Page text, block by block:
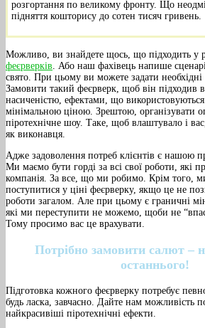
розгортання по великому фронту. Що
підняття кошторису до сотен тисяч гривень.
Можливо, ви знайдете щось, що підходить у
феєрверків . Або наш фахівець напише
свято. При цьому ви можете задати
Замовити такий феєрверк, щоб він підходив
насиченістю, ефектами, що
мінімальною ціною. Зрештою, організувати
піротехнічне шоу. Таке, щоб влаштувало і
як виконавця.
Адже задоволення потреб клієнтів є нашою
Ми маємо бути горді за всі свої роботи, які
компанія. За все, що ми робимо. Крім того,
поступитися у ціні феєрверку, якщо це не
роботи загалом. Але при цьому є граничні
які ми переступити не можемо, щоби не
Тому просимо вас це врахувати.
Потрібно замовити салют –
останнього!
Підготовка кожного феєрверку потребує
будь ласка, завчасно. Дайте нам можливість
найкрасивіші піротехнічні ефекти.